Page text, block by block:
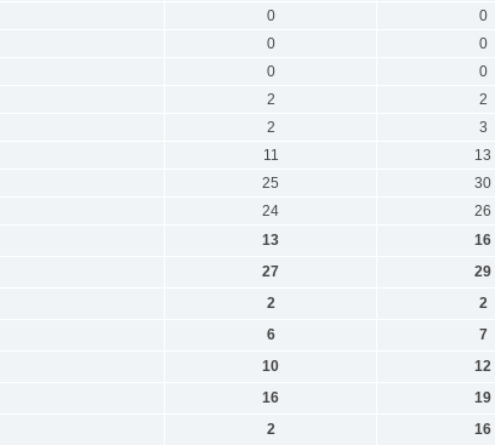
0 0
0 0
0 0
2 2
2 3
11 13
25 30
24 26
13 16
27 29
2 2
6 7
10 12
16 19
2 16